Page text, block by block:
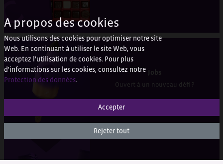
Jobs
Ouvert à un nouveau défi ?
A propos des cookies
Nous utilisons des cookies pour optimiser notre site
Web. En continuant à utiliser le site Web, vous
acceptez l'utilisation de cookies. Pour plus
d'informations sur les cookies, consultez notre
Protection des données.
Accepter
Rejeter tout